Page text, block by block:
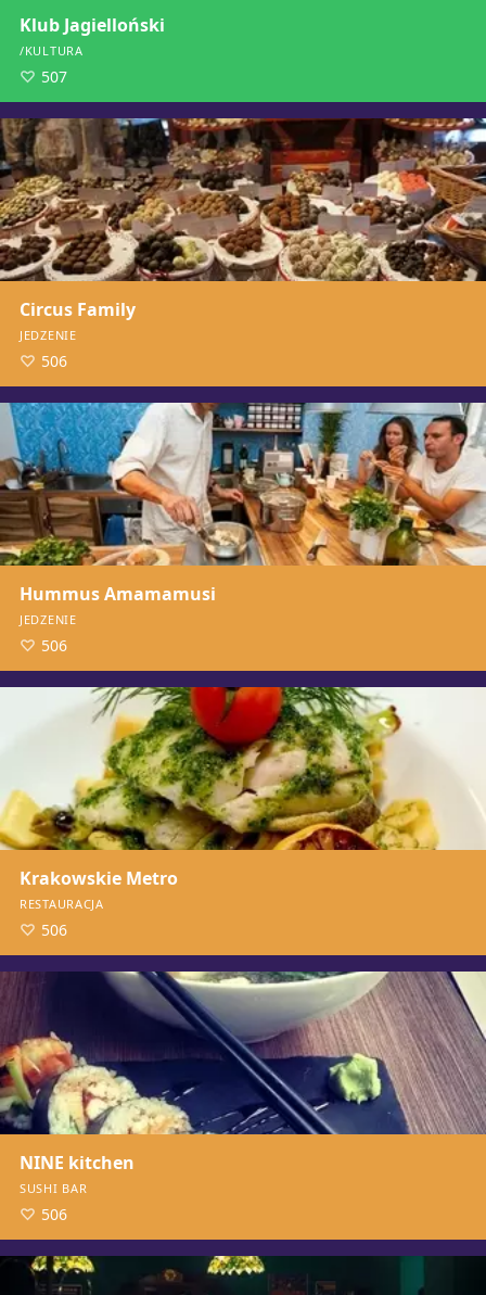
Klub Jagielloński
/KULTURA
507
Circus Family
JEDZENIE
506
Hummus Amamamusi
JEDZENIE
506
Krakowskie Metro
RESTAURACJA
506
NINE kitchen
SUSHI BAR
506